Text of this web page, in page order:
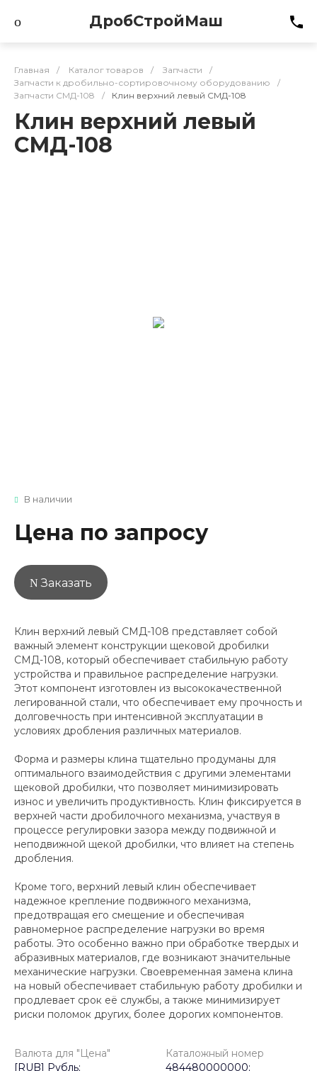
ДробСтройМаш
Главная / Каталог товаров / Запчасти
/
Запчасти к дробильно-сортировочному оборудованию
/
Запчасти СМД-108
/ Клин верхний левый СМД-108
Клин верхний левый
СМД-108
В наличии
Цена по запросу
Заказать
Клин верхний левый СМД-108 представляет собой
важный элемент конструкции щековой дробилки
СМД-108, который обеспечивает стабильную работу
устройства и правильное распределение нагрузки.
Этот компонент изготовлен из высококачественной
легированной стали, что обеспечивает ему прочность и
долговечность при интенсивной эксплуатации в
условиях дробления различных материалов.
Форма и размеры клина тщательно продуманы для
оптимального взаимодействия с другими элементами
щековой дробилки, что позволяет минимизировать
износ и увеличить продуктивность. Клин фиксируется в
верхней части дробилочного механизма, участвуя в
процессе регулировки зазора между подвижной и
неподвижной щекой дробилки, что влияет на степень
дробления.
Кроме того, верхний левый клин обеспечивает
надежное крепление подвижного механизма,
предотвращая его смещение и обеспечивая
равномерное распределение нагрузки во время
работы. Это особенно важно при обработке твердых и
абразивных материалов, где возникают значительные
механические нагрузки. Своевременная замена клина
на новый обеспечивает стабильную работу дробилки и
продлевает срок её службы, а также минимизирует
риски поломок других, более дорогих компонентов.
Валюта для "Цена"
[RUB] Рубль;
Каталожный номер
484480000000;